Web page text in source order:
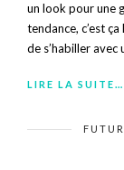
un look pour une
tendance, c’est
de s’habiller avec
LIRE LA SUITE…